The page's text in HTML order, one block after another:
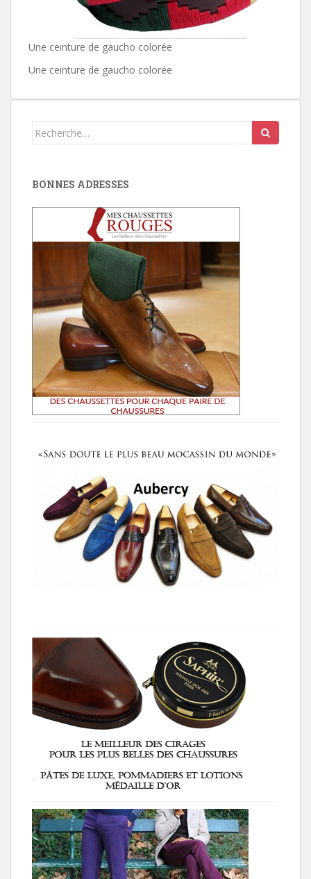
Une ceinture de gaucho colorée
Une ceinture de gaucho colorée
Search
BONNES ADRESSES